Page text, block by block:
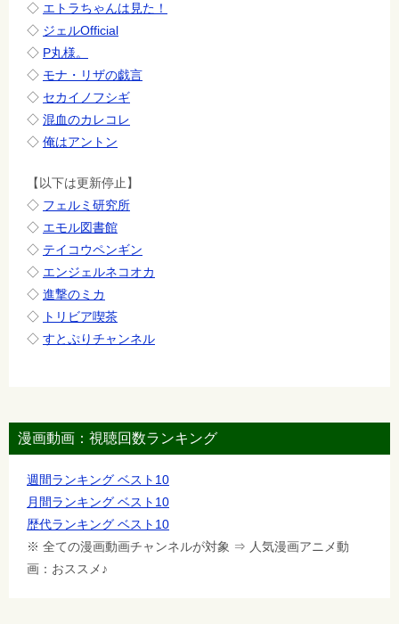
◇ エトラちゃんは見た！
◇ ジェルOfficial
◇ P丸様。
◇ モナ・リザの戯言
◇ セカイノフシギ
◇ 混血のカレコレ
◇ 俺はアントン
【以下は更新停止】
◇ フェルミ研究所
◇ エモル図書館
◇ テイコウペンギン
◇ エンジェルネコオカ
◇ 進撃のミカ
◇ トリビア喫茶
◇ すとぷりチャンネル
漫画動画：視聴回数ランキング
週間ランキング ベスト10
月間ランキング ベスト10
歴代ランキング ベスト10
※ 全ての漫画動画チャンネルが対象 ⇒ 人気漫画アニメ動
画：おススメ♪